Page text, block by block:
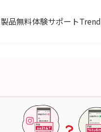
製品無料体験サポート